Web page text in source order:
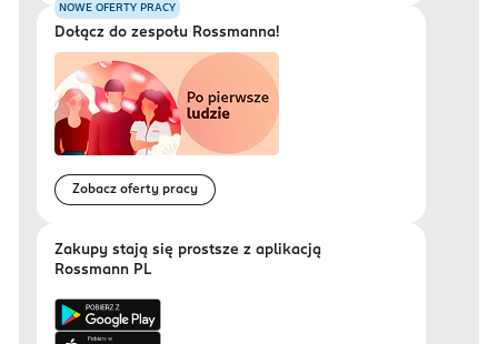
NOWE OFERTY PRACY
Dołącz do zespołu Rossmanna!
Zobacz oferty pracy
Zakupy stają się prostsze z aplikacją
Rossmann PL